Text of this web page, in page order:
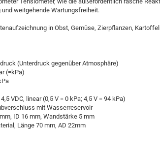
weitgehende Wartungsfreiheit.
in Obst, Gemüse, Zierpflanzen,
(Unterdruck gegenüber Atmosphäre)
(=kPa)
VDC, linear (0,5 V = 0 kPa; 4,5 V = 94 kPa)
mit Wasserreservoir
ID 16 mm, Wandstärke 5 mm
Länge 70 mm, AD 22mm